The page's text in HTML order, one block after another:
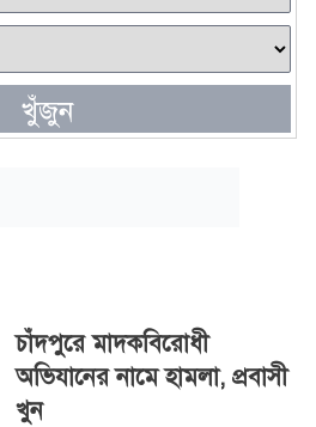
খুঁজুন
চাঁদপুরে মাদকবিরোধী
অভিযানের নামে হামলা, প্রবাসী
খুন